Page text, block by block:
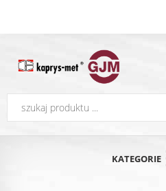
KATEGORIE